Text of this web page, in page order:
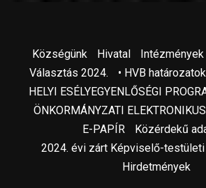
Községünk Hivatal Intézmények
Választás 2024.
• HVB határozatok
HELYI ESÉLYEGYENLŐSÉGI
ÖNKORMÁNYZATI
E-PAPÍR
Közérdekű
2024. évi zárt Képviselő-
Hirdetmények